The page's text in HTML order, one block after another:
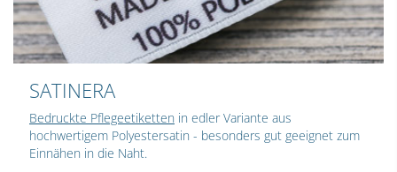
SATINERA
Bedruckte Pflegeetiketten in edler Variante aus
hochwertigem Polyestersatin - besonders gut geeignet zum
Einnähen in die Naht.